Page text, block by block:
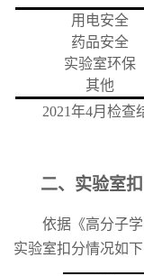
用电安全
药品安全
实验室环保
其他
2021年4月检查
二、实验室
依据《高分子
实验室扣分情况如下